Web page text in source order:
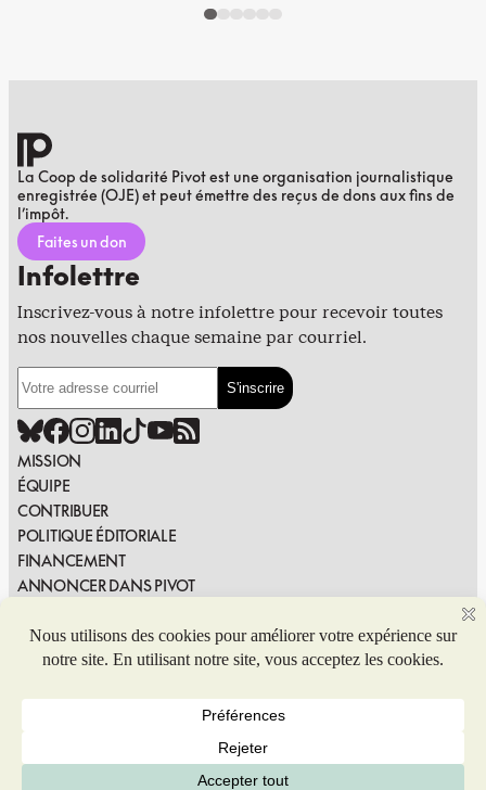
La Coop de solidarité Pivot est une organisation journalistique
enregistrée (OJE) et peut émettre des reçus de dons aux fins de
l’impôt.
Faites un don
Infolettre
Inscrivez-vous à notre infolettre pour recevoir toutes
nos nouvelles chaque semaine par courriel.
MISSION
ÉQUIPE
CONTRIBUER
POLITIQUE ÉDITORIALE
FINANCEMENT
ANNONCER DANS PIVOT
SIGNALER UNE ERREUR
NOUS JOINDRE
© 2026 Coop de solidarité Pivot. Tous droits réservés.